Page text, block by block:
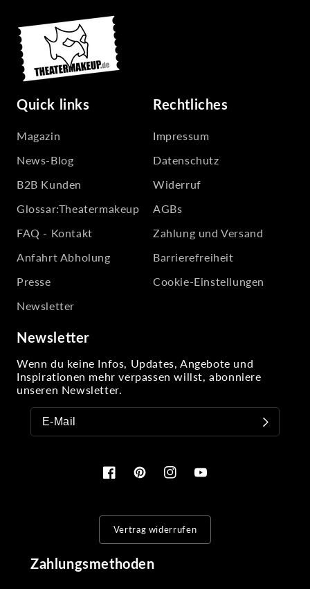
Quick links
Magazin
News-Blog
B2B Kunden
Glossar:Theatermakeup
FAQ - Kontakt
Anfahrt Abholung
Presse
Newsletter
Rechtliches
Impressum
Datenschutz
Widerruf
AGBs
Zahlung und Versand
Barrierefreiheit
Cookie-Einstellungen
Newsletter
Wenn du keine Infos, Updates, Angebote und
Inspirationen mehr verpassen willst, abonniere
unseren Newsletter.
FacebookPinterestInstagramYouTube
Vertrag widerrufen
Zahlungsmethoden